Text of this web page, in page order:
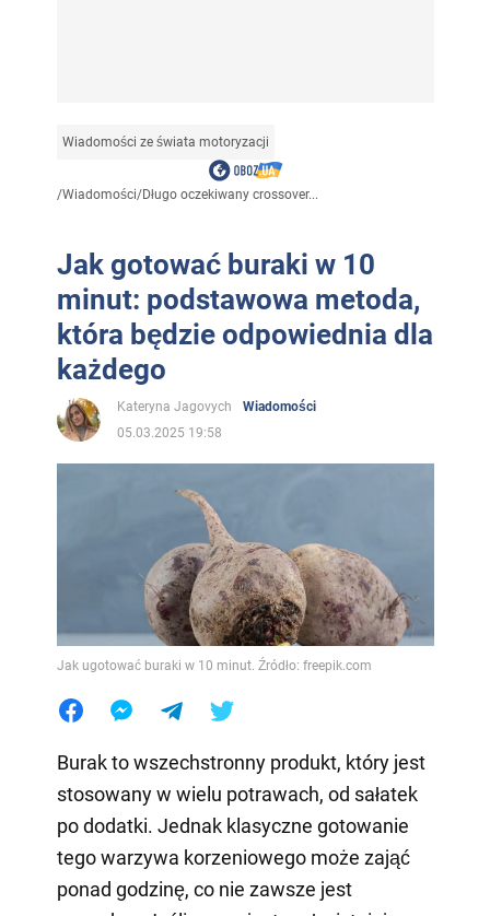
Wiadomości ze świata motoryzacji
/Wiadomości/Długo oczekiwany crossover...
Jak gotować buraki w 10
minut: podstawowa metoda,
która będzie odpowiednia dla
każdego
Kateryna Jagovych
Wiadomości
05.03.2025 19:58
Jak ugotować buraki w 10 minut. Źródło: freepik.com
Burak to wszechstronny produkt, który jest
stosowany w wielu potrawach, od sałatek
po dodatki. Jednak klasyczne gotowanie
tego warzywa korzeniowego może zająć
ponad godzinę, co nie zawsze jest